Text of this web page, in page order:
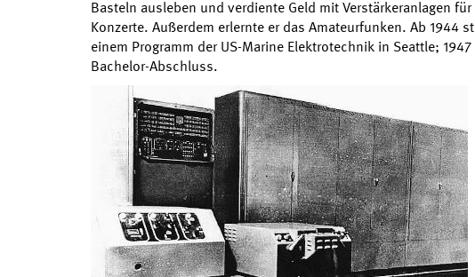
Basteln ausleben und verdiente Geld mit Verstärkeranlagen für
Konzerte. Außerdem erlernte er das Amateurfunken. Ab 1944
einem Programm der US-Marine Elektrotechnik in Seattle;
Bachelor-Abschluss.